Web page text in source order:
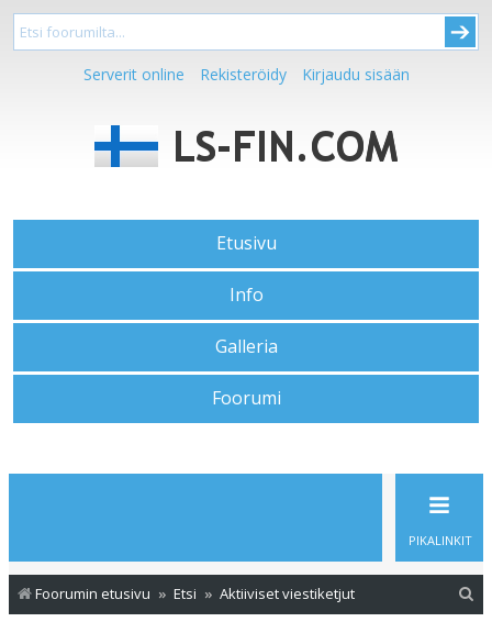
Serverit online Rekisteröidy Kirjaudu sisään
Etusivu
Info
Galleria
Foorumi
PIKALINKIT
Foorumin etusivu Etsi Aktiiviset viestiketjut